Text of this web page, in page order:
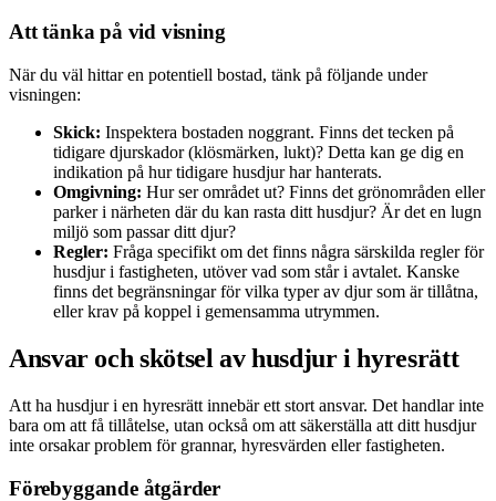
Att tänka på vid visning
När du väl hittar en potentiell bostad, tänk på följande under
visningen:
Skick: Inspektera bostaden noggrant. Finns det tecken på
tidigare djurskador (klösmärken, lukt)? Detta kan ge dig en
indikation på hur tidigare husdjur har hanterats.
Omgivning: Hur ser området ut? Finns det grönområden eller
parker i närheten där du kan rasta ditt husdjur? Är det en lugn
miljö som passar ditt djur?
Regler: Fråga specifikt om det finns några särskilda regler för
husdjur i fastigheten, utöver vad som står i avtalet. Kanske
finns det begränsningar för vilka typer av djur som är tillåtna,
eller krav på koppel i gemensamma utrymmen.
Ansvar och skötsel av husdjur i hyresrätt
Att ha husdjur i en hyresrätt innebär ett stort ansvar. Det handlar inte
bara om att få tillåtelse, utan också om att säkerställa att ditt husdjur
inte orsakar problem för grannar, hyresvärden eller fastigheten.
Förebyggande åtgärder